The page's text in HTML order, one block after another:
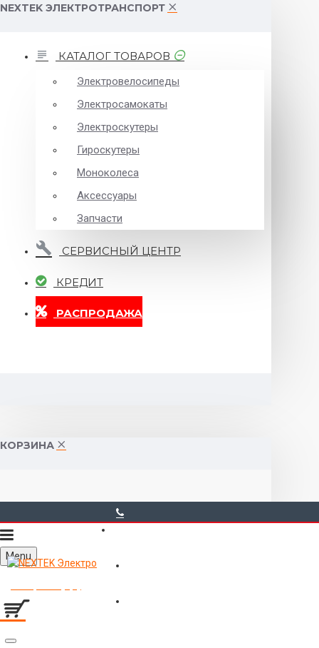
NEXTEK ЭЛЕКТРОТРАНСПОРТ
КАТАЛОГ ТОВАРОВ
Электровелосипеды
Электросамокаты
Электроскутеры
Гироскутеры
Моноколеса
Аксессуары
Запчасти
СЕРВИСНЫЙ ЦЕНТР
КРЕДИТ
РАСПРОДАЖА
КОРЗИНА
Menu